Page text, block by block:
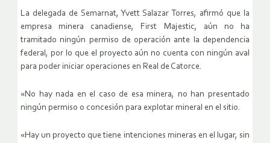
La delegada de Semarnat, Yvett Salazar Torres, afirmó que la
empresa minera canadiense, First Majestic, aún no ha
tramitado ningún permiso de operación ante la dependencia
federal, por lo que el proyecto aún no cuenta con ningún aval
para poder iniciar operaciones en Real de Catorce.
«No hay nada en el caso de esa minera, no han presentado
ningún permiso o concesión para explotar mineral en el sitio.
«Hay un proyecto que tiene intenciones mineras en el lugar, sin